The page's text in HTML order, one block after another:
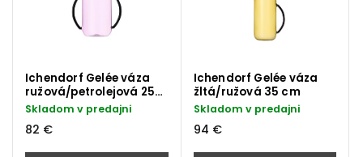
Ichendorf Gelée váza
ružová/petrolejová 25
cm
Skladom v predajni
82 €
Ichendorf Gelée váza
žltá/ružová 35 cm
Skladom v predajni
94 €